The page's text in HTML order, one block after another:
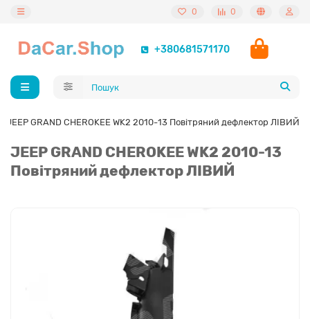
0 0
+380681571170
JEEP GRAND CHEROKEE WK2 2010-13 Повітряний дефлектор ЛІВИЙ
JEEP GRAND CHEROKEE WK2 2010-13
Повітряний дефлектор ЛІВИЙ